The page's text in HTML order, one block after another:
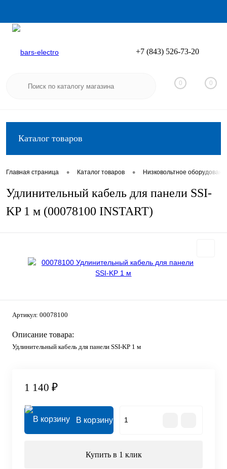
Вход
+7 (843) 526-73-20
0 0
Каталог товаров
Главная страница • Каталог товаров • Низковольтное
Удлинительный кабель для панели SSI-
KP 1 м (00078100 INSTART)
Артикул: 00078100
Описание товара:
Удлинительный кабель для панели SSI-KP 1 м
1 140 ₽
В корзину
Купить в 1 клик